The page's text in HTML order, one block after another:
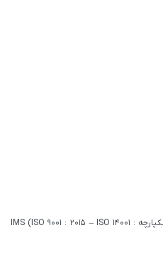
دارنده گواهینامه سیستم مدیریت یکپارچه IMS (ISO 9001 : 2015 – ISO 14001 :